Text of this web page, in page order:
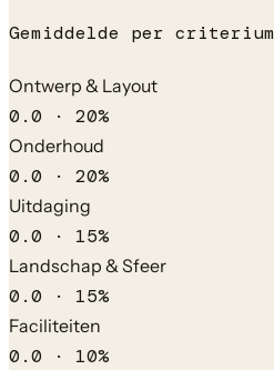
Gemiddelde per criterium
Ontwerp & Layout
0.0 · 20%
Onderhoud
0.0 · 20%
Uitdaging
0.0 · 15%
Landschap & Sfeer
0.0 · 15%
Faciliteiten
0.0 · 10%